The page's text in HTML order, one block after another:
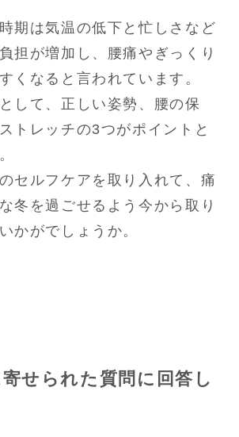
期は気温の低下と忙しさなど
担が増加し、腰痛やぎっくり
くなると言われています。
して、正しい姿勢、腰の保
トレッチの3つがポイントと
セルフケアを取り入れて、痛
冬を過ごせるよう今から取り
かがでしょうか。
せられた質問に回答し